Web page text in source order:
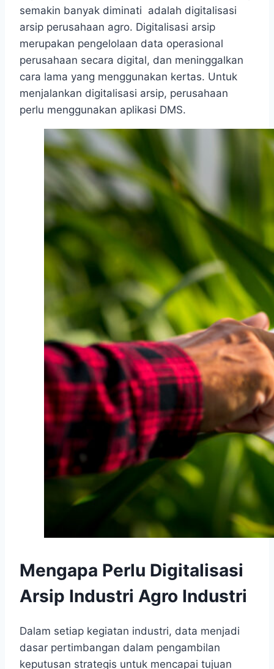
semakin banyak diminati adalah digitalisasi
arsip perusahaan agro. Digitalisasi arsip
merupakan pengelolaan data operasional
perusahaan secara digital, dan meninggalkan
cara lama yang menggunakan kertas. Untuk
menjalankan digitalisasi arsip, perusahaan
perlu menggunakan aplikasi DMS.
Mengapa Perlu Digitalisasi
Arsip Industri Agro Industri
Dalam setiap kegiatan industri, data menjadi
dasar pertimbangan dalam pengambilan
keputusan strategis untuk mencapai tujuan